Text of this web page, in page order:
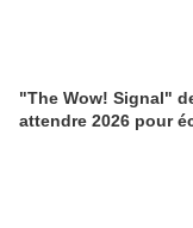
"The Wow! Signal"
attendre 2026 pour